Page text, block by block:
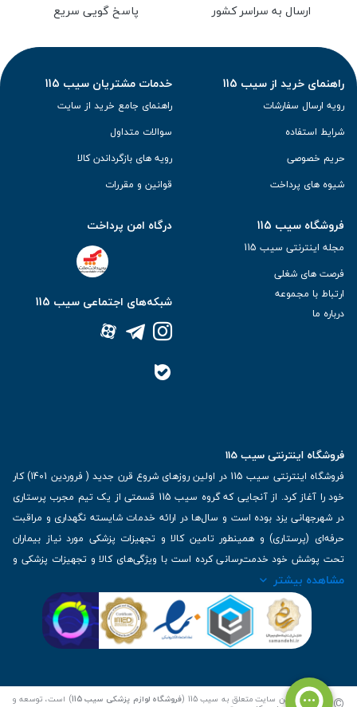
ارسال به سراسر کشور پاسخ گویی سریع
راهنمای خرید از سیب 115
رویه ارسال سفارشات
شرایط استفاده
حریم خصوصی
شیوه های پرداخت
خدمات مشتریان سیب 115
راهنمای جامع خرید از سایت
سوالات متداول
رویه های بازگرداندن کالا
قوانین و مقررات
فروشگاه سیب 115
مجله اینترنتی سیب 115
فرصت های شغلی
ارتباط با مجموعه
درباره ما
درگاه امن پرداخت
شبکه‌های اجتماعی سیب 115
فروشگاه اینترنتی سیب 115
فروشگاه اینترنتی سیب 115 در اولین روزهای شروع قرن جدید ( فروردین 1401) کار
خود را آغاز کرد. از آنجایی که گروه سیب 115 قسمتی از یک تیم مجرب پرستاری
در شهرجهانی یزد بوده است و سال‌ها در ارائه خدمات شایسته نگهداری و مراقبت
حرفه‌ای (پرستاری) و همینطور تامین کالا و تجهیزات پزشکی مورد نیاز بیماران
تحت پوشش خود خدمت‌رسانی کرده است با ویژگی‌های کالا و تجهیزات پزشکی و
برترین برندهای موجود در بازار اطلاعات بسیار ارزشمندی را دارا می‌باشد
| تلفن تماس : 36333383-035 | ایمیل: Info@Sib115.com
مشاهده بیشتر
کلیه حقوق این سایت متعلق به سیب 115 ( فروشگاه لوازم پزشکی سیب 115 ) است، توسعه و